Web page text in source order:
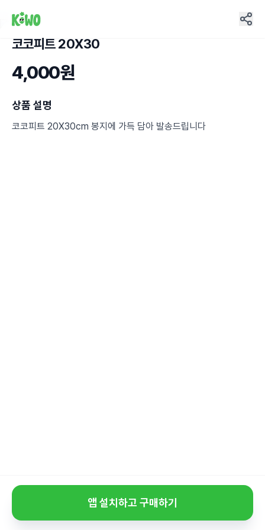
코코피트 20X30
4,000원
상품 설명
코코피트 20X30cm 봉지에 가득 담아 발송드립니다
앱 설치하고 구매하기